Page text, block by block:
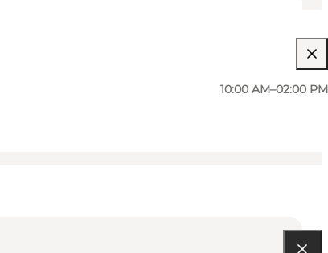
10:00 AM–02:00 PM